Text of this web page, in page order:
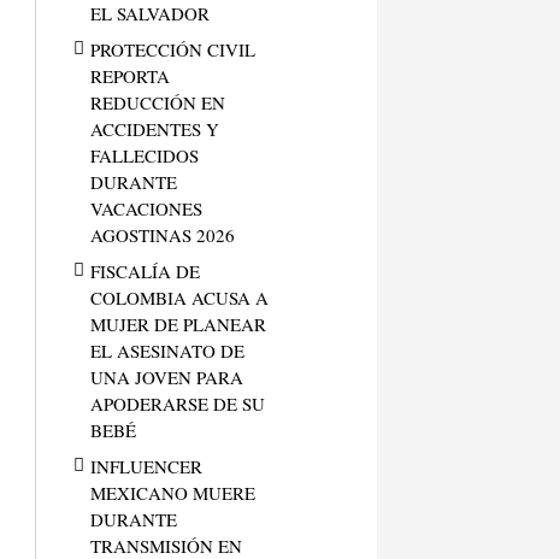
EL SALVADOR
PROTECCIÓN CIVIL
REPORTA
REDUCCIÓN EN
ACCIDENTES Y
FALLECIDOS
DURANTE
VACACIONES
AGOSTINAS 2026
FISCALÍA DE
COLOMBIA ACUSA A
MUJER DE PLANEAR
EL ASESINATO DE
UNA JOVEN PARA
APODERARSE DE SU
BEBÉ
INFLUENCER
MEXICANO MUERE
DURANTE
TRANSMISIÓN EN